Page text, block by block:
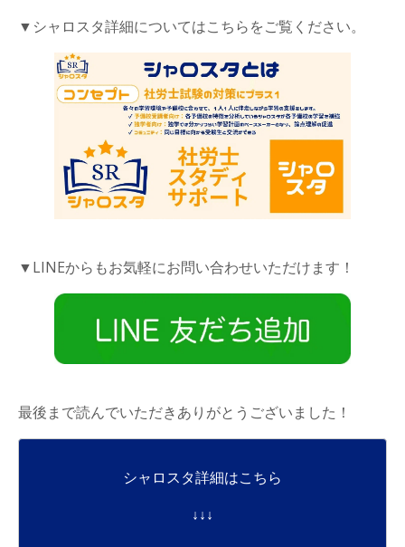
▼シャロスタ詳細についてはこちらをご覧ください。
▼LINEからもお気軽にお問い合わせいただけます！
最後まで読んでいただきありがとうございました！
シャロスタ詳細はこちら
↓↓↓